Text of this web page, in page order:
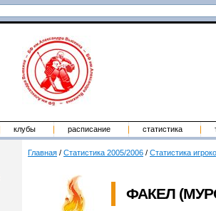
клубы расписание статистика
Главная / Статистика 2005/2006 / Статистика
ФАКЕЛ